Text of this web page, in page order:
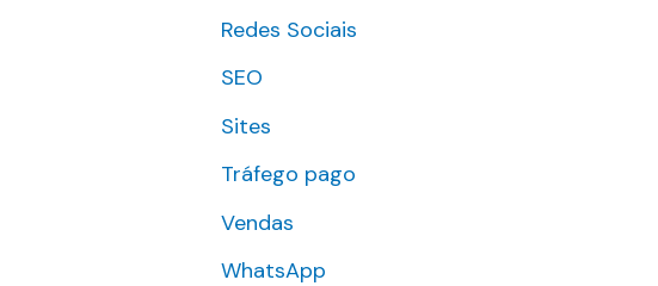
Redes Sociais
SEO
Sites
Tráfego pago
Vendas
WhatsApp